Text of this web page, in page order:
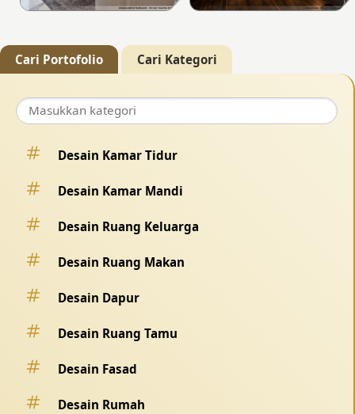
Cari Portofolio Cari Kategori
Desain Kamar Tidur
Desain Kamar Mandi
Desain Ruang Keluarga
Desain Ruang Makan
Desain Dapur
Desain Ruang Tamu
Desain Fasad
Desain Rumah